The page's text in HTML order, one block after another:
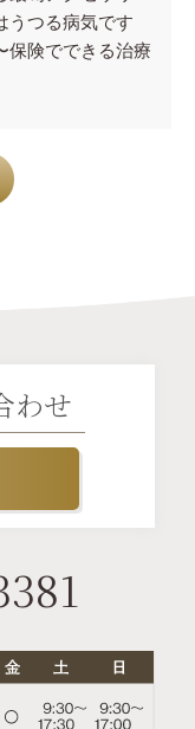
うつる病気です
保険でできる治療
わせ